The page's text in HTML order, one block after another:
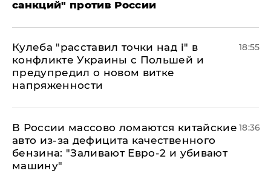
санкций" против России
Кулеба "расставил точки над і" в
конфликте Украины с Польшей и
предупредил о новом витке
напряженности
18:55
В России массово ломаются китайские
авто из-за дефицита качественного
бензина: "Заливают Евро-2 и убивают
машину"
18:36